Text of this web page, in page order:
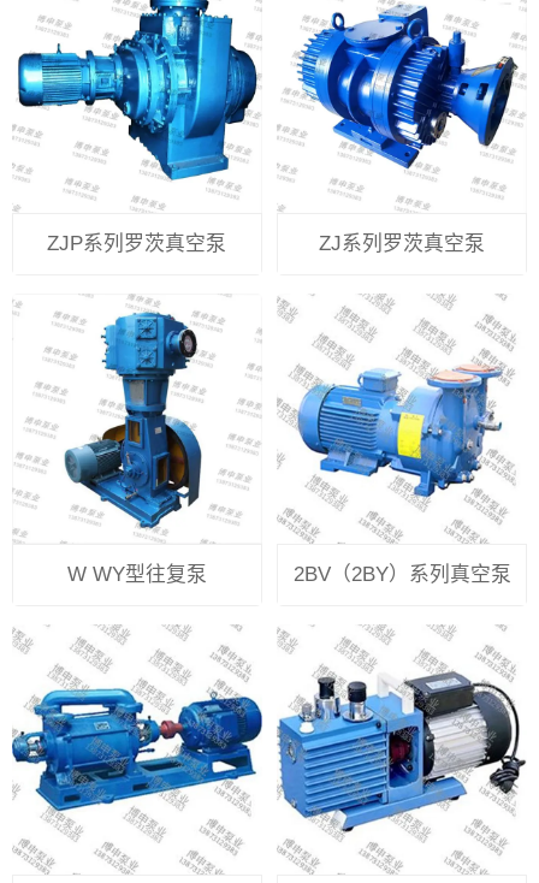
ZJP系列罗茨真空泵 ZJ系列罗茨真空泵
W WY型往复泵 2BV（2BY）系列真空泵